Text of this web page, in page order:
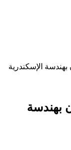
الإسكندرية
بهندسة